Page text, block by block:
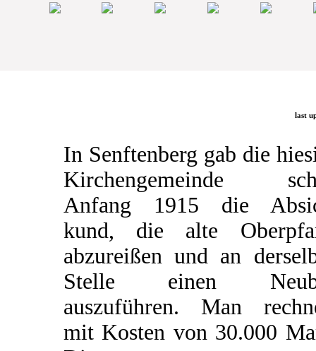
last
In Senftenberg gab die
Kirchengemeinde
Anfang 1915 die
kund, die alte
abzureißen und an
Stelle einen
auszuführen. Man
mit Kosten von 30.000